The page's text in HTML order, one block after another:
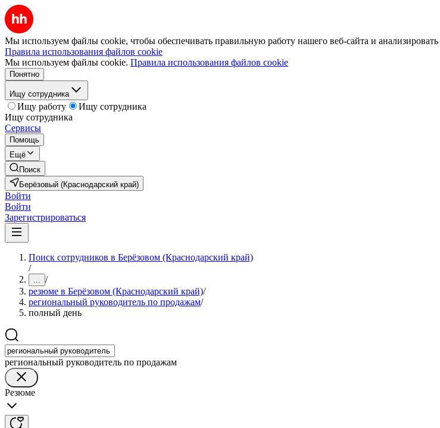
Мы используем файлы cookie, чтобы обеспечивать правильную работу нашего веб-сайта и анализировать
Правила использования файлов cookie
Мы используем файлы cookie. Правила использования файлов cookie
Понятно
Ищу сотрудника
Ищу работу
Ищу сотрудника
Ищу сотрудника
Сервисы
Помощь
Ещё
Поиск
Берёзовый (Краснодарский край)
Войти
Войти
Зарегистрироваться
Поиск сотрудников в Берёзовом (Краснодарский край)
/
... /
резюме в Берёзовом (Краснодарский край)/
региональный руководитель по продажам/
полный день
региональный руководитель по продажам
Резюме